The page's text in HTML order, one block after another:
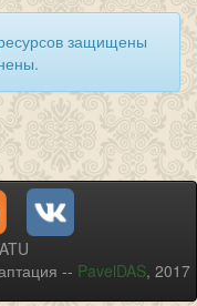
защищены
-- PavelDAS, 2017